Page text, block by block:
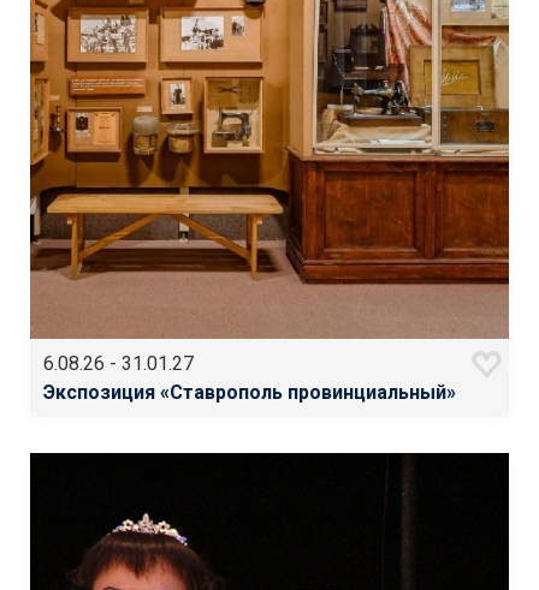
6.08.26 - 31.01.27
Экспозиция «Ставрополь провинциальный»